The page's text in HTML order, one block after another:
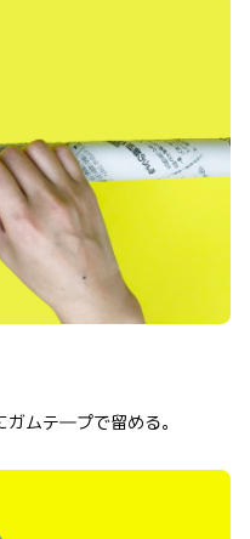
ムテ―プで留める。